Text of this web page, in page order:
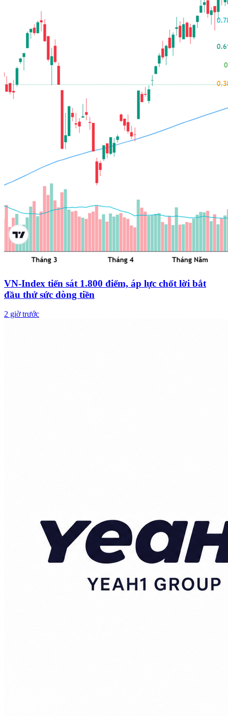
VN-Index tiến sát 1.800 điểm, áp lực chốt lời bắt
đầu thử sức dòng tiền
2 giờ trước